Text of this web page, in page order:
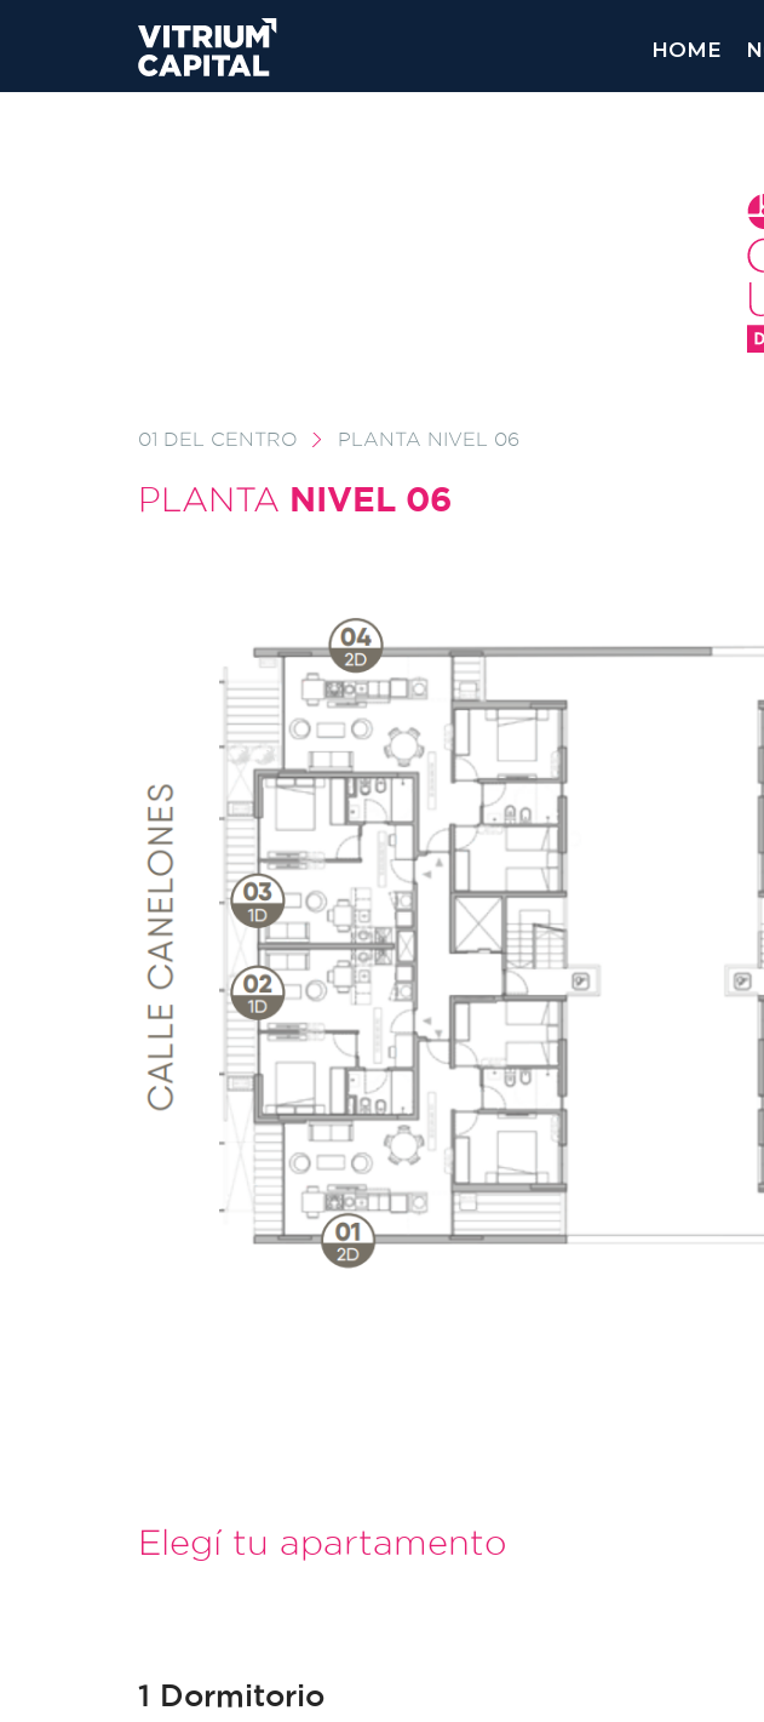
HOME
01 DEL CENTRO PLANTA NIVEL 06
PLANTA NIVEL 06
Elegí tu apartamento
1 Dormitorio